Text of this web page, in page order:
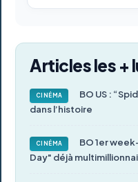
Articles les +
CINÉMA
BO US :
dans l’histoire
CINÉMA
BO 1er
Day" déjà